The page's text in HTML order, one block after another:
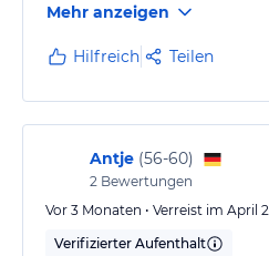
Mehr anzeigen
Hilfreich Teilen
Antje (56-60)
2 Bewertungen
Vor 3 Monaten • Verreist im April
Verifizierter Aufenthalt